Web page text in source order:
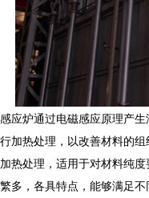
感应炉通过电磁感应原理产
行加热处理，以改善材料的
加热处理，适用于对材料纯
繁多，各具特点，能够满足